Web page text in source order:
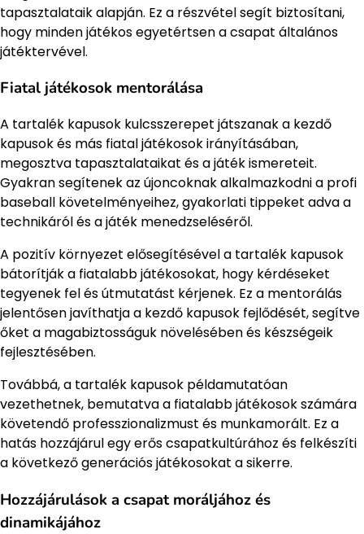
tapasztalataik alapján. Ez a részvétel segít biztosítani,
hogy minden játékos egyetértsen a csapat általános
játéktervével.
Fiatal játékosok mentorálása
A tartalék kapusok kulcsszerepet játszanak a kezdő
kapusok és más fiatal játékosok irányításában,
megosztva tapasztalataikat és a játék ismereteit.
Gyakran segítenek az újoncoknak alkalmazkodni a profi
baseball követelményeihez, gyakorlati tippeket adva a
technikáról és a játék menedzseléséről.
A pozitív környezet elősegítésével a tartalék kapusok
bátorítják a fiatalabb játékosokat, hogy kérdéseket
tegyenek fel és útmutatást kérjenek. Ez a mentorálás
jelentősen javíthatja a kezdő kapusok fejlődését, segítve
őket a magabiztosságuk növelésében és készségeik
fejlesztésében.
Továbbá, a tartalék kapusok példamutatóan
vezethetnek, bemutatva a fiatalabb játékosok számára
követendő professzionalizmust és munkamorált. Ez a
hatás hozzájárul egy erős csapatkultúrához és felkészíti
a következő generációs játékosokat a sikerre.
Hozzájárulások a csapat moráljához és
dinamikájához